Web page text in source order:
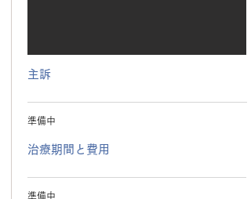
主訴
準備中
治療期間と費用
準備中